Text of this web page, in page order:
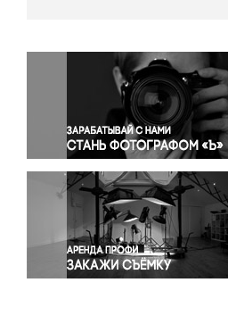
Окружающая среда
Политика
Правосудие
Происшествия и конфликты
Религия
Светская жизнь
Спорт
Экология
Экономика и бизнес